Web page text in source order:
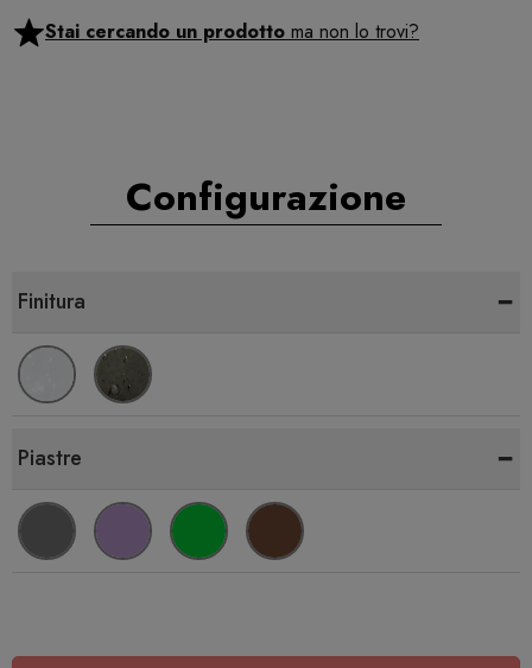
Stai cercando un prodotto ma non lo trovi?
Configurazione
Finitura -
Piastre -